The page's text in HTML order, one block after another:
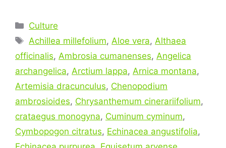
Catégories
Culture
Étiquettes
Achillea millefolium,Aloe vera,Althaea
officinalis, Ambrosia cumanenses, Angelica
archangelica, Arctium lappa, Arnica montana,
Artemisia dracunculus, Chenopodium
ambrosioides, Chrysanthemum cinerariifolium,
crataegus monogyna, Cuminum cyminum,
Cymbopogon citratus, Echinacea angustifolia,